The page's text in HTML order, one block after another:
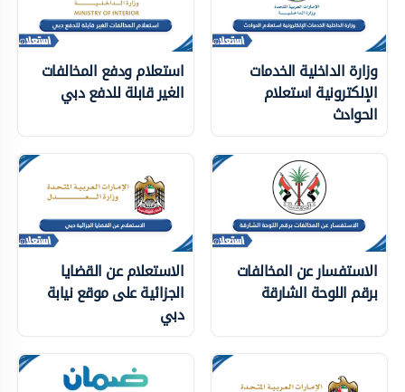
وزارة الداخلية الخدمات
الإلكترونية استعلام
الحوادث
استعلام ودفع المخالفات
الغير قابلة للدفع دبي
الاستفسار عن المخالفات
برقم اللوحة الشارقة
الاستعلام عن القضايا
الجزائية على موقع نيابة
دبي